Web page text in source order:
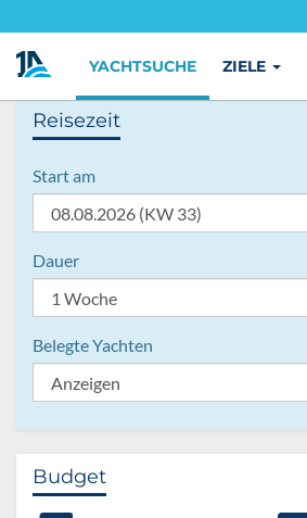
YACHTSUCHE ZIELE
Reisezeit
Start am
Dauer
Belegte Yachten
Budget